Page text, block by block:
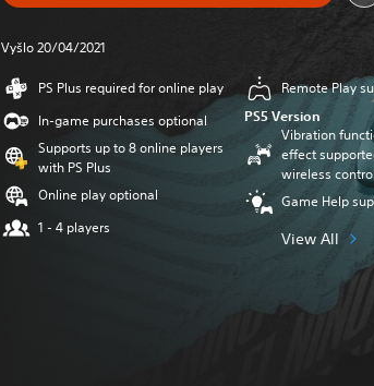
Vyšlo 20/04/2021
PS Plus required for online play
In-game purchases optional
Supports up to 8 online players
with PS Plus
Online play optional
1 - 4 players
Remote Play
PS5 Version
Vibration
effect
wireless
Game Help
View All